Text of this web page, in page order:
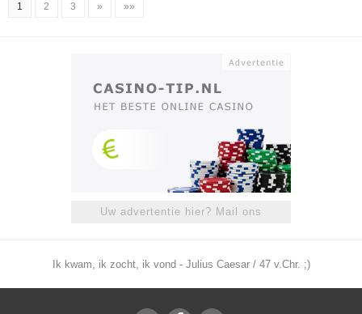
1 2 3 » »»
Uw advertentie hier? Mail ons
Ik kwam, ik zocht, ik vond - Julius Caesar / 47 v.Chr. ;)